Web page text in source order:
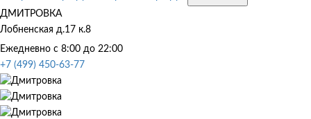
ДМИТРОВКА
Лобненская д.17 к.8
Ежедневно с 8:00 до 22:00
+7 (499) 450-63-77